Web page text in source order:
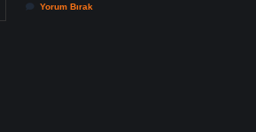
Yorum Bırak